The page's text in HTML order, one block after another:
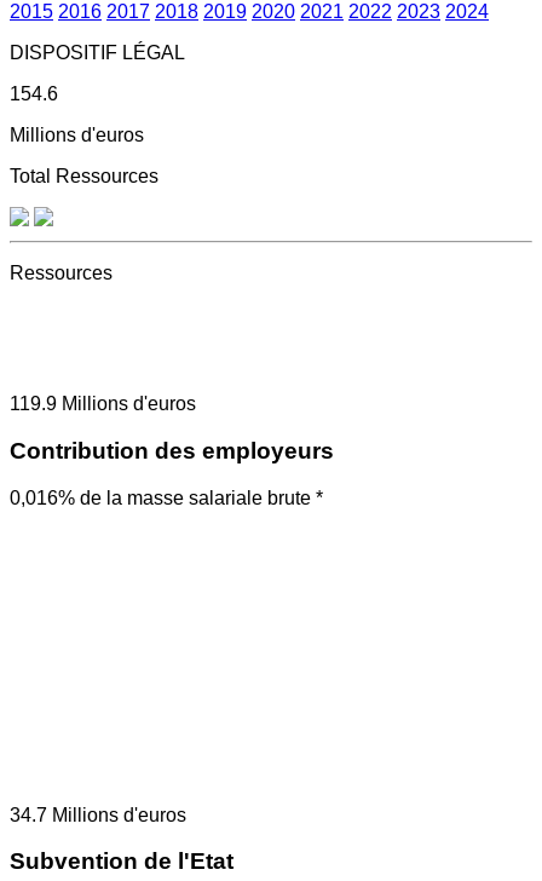
2015 2016 2017 2018 2019 2020 2021 2022 2023 2024
DISPOSITIF LÉGAL
154.6
Millions d'euros
Total Ressources
Ressources
119.9 Millions d'euros
Contribution des employeurs
0,016% de la masse salariale brute *
34.7 Millions d'euros
Subvention de l'Etat